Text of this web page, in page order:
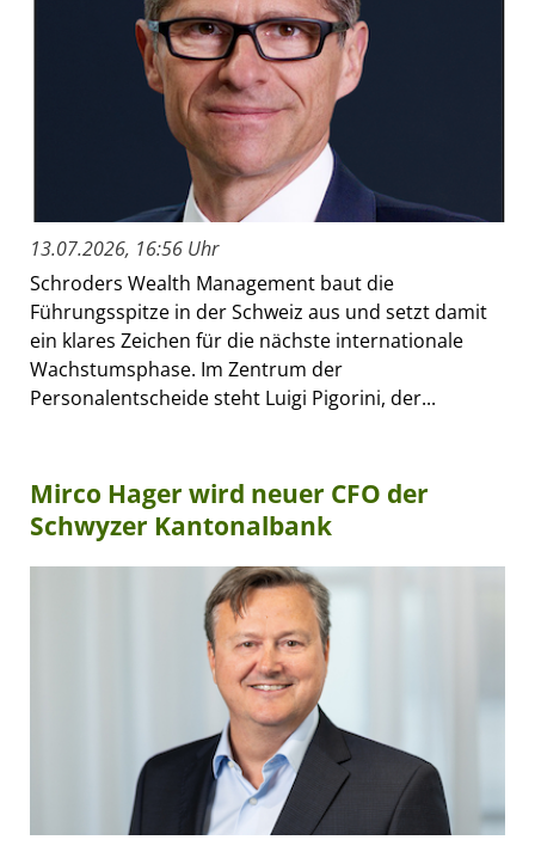
13.07.2026, 16:56 Uhr
Schroders Wealth Management baut die
Führungsspitze in der Schweiz aus und setzt damit
ein klares Zeichen für die nächste internationale
Wachstumsphase. Im Zentrum der
Personalentscheide steht Luigi Pigorini, der...
Mirco Hager wird neuer CFO der
Schwyzer Kantonalbank